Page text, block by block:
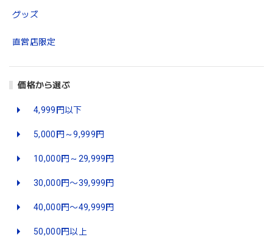
グッズ
直営店限定
価格から選ぶ
4,999円以下
5,000円～9,999円
10,000円～29,999円
30,000円〜39,999円
40,000円〜49,999円
50,000円以上